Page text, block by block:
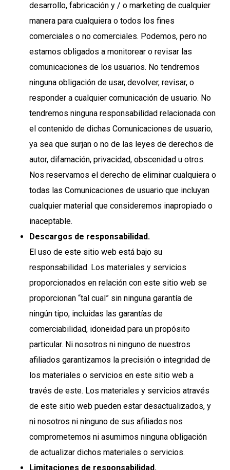
desarrollo, fabricación y / o marketing de cualquier
manera para cualquiera o todos los fines
comerciales o no comerciales. Podemos, pero no
estamos obligados a monitorear o revisar las
comunicaciones de los usuarios. No tendremos
ninguna obligación de usar, devolver, revisar, o
responder a cualquier comunicación de usuario. No
tendremos ninguna responsabilidad relacionada con
el contenido de dichas Comunicaciones de usuario,
ya sea que surjan o no de las leyes de derechos de
autor, difamación, privacidad, obscenidad u otros.
Nos reservamos el derecho de eliminar cualquiera o
todas las Comunicaciones de usuario que incluyan
cualquier material que consideremos inapropiado o
inaceptable.
Descargos de responsabilidad.
El uso de este sitio web está bajo su
responsabilidad. Los materiales y servicios
proporcionados en relación con este sitio web se
proporcionan “tal cual” sin ninguna garantía de
ningún tipo, incluidas las garantías de
comerciabilidad, idoneidad para un propósito
particular. Ni nosotros ni ninguno de nuestros
afiliados garantizamos la precisión o integridad de
los materiales o servicios en este sitio web a
través de este. Los materiales y servicios através
de este sitio web pueden estar desactualizados, y
ni nosotros ni ninguno de sus afiliados nos
comprometemos ni asumimos ninguna obligación
de actualizar dichos materiales o servicios.
Limitaciones de responsabilidad.